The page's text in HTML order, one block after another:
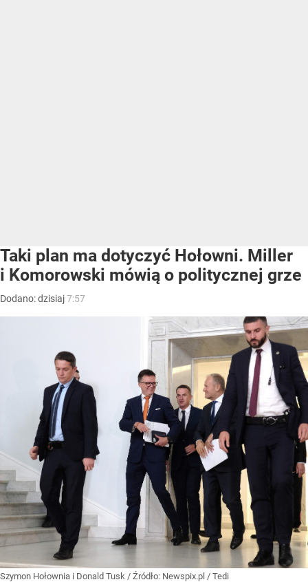
Taki plan ma dotyczyć Hołowni. Miller
i Komorowski mówią o politycznej grze
Dodano:dzisiaj7:57
Szymon Hołownia i Donald Tusk / Źródło: Newspix.pl / Tedi